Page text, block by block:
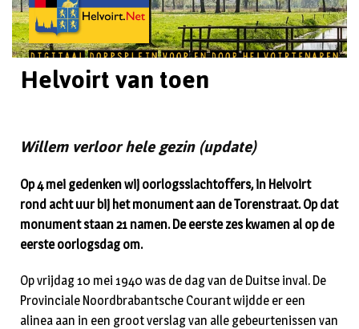
Helvoirt van toen
Willem verloor hele gezin (update)
Op 4 mei gedenken wij oorlogsslachtoffers, in Helvoirt
rond acht uur bij het monument aan de Torenstraat. Op dat
monument staan 21 namen. De eerste zes kwamen al op de
eerste oorlogsdag om.
Op vrijdag 10 mei 1940 was de dag van de Duitse inval. De
Provinciale Noordbrabantsche Courant wijdde er een
alinea aan in een groot verslag van alle gebeurtenissen van